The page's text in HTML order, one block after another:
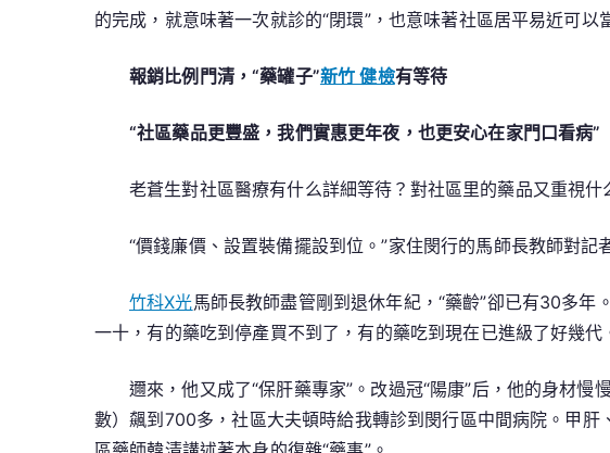
的完成，就意味著一次就診的“閉環”，也意味著社區居平易近可以
報銷比例門清，“藥罐子”新竹 健檢有等待
“社區藥品更豐盛，我們實惠更年夜，也更安心在家門口看病”
老蒼生對社區醫療有什么詳細等待？對社區里的藥品又重視什
“價錢廉價、設置裝備擺設到位。”家住閔行的馬師長教師對記
竹科X光馬師長教師盡管剛到退休年紀，“藥齡”卻已有30多
一十，有的藥吃到停產買不到了，有的藥吃到現在已進級了好幾代
邇來，他又成了“保肝藥專家”。改過冠“陽康”后，他的身材
數）飆到700多，社區大夫頓時給我轉診到閔行區中間病院。甲